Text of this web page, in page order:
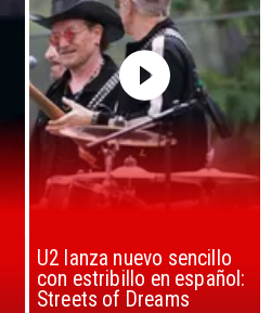
“Africa” de Toto es
considerada la mejor
canción, según la ciencia